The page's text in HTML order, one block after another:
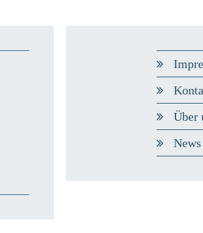
Über
News